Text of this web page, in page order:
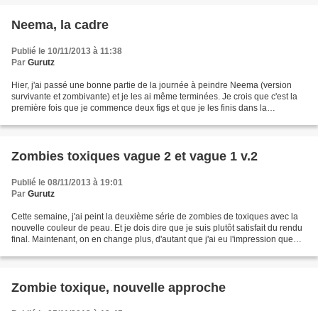
Neema, la cadre
Publié le 10/11/2013 à 11:38
Par Gurutz
Hier, j'ai passé une bonne partie de la journée à peindre Neema (version
survivante et zombivante) et je les ai même terminées. Je crois que c'est la
première fois que je commence deux figs et que je les finis dans la
Zombies toxiques vague 2 et vague 1 v.2
Publié le 08/11/2013 à 19:01
Par Gurutz
Cette semaine, j'ai peint la deuxième série de zombies de toxiques avec la
nouvelle couleur de peau. Et je dois dire que je suis plutôt satisfait du rendu
final. Maintenant, on en change plus, d'autant que j'ai eu l'impression que
Zombie toxique, nouvelle approche